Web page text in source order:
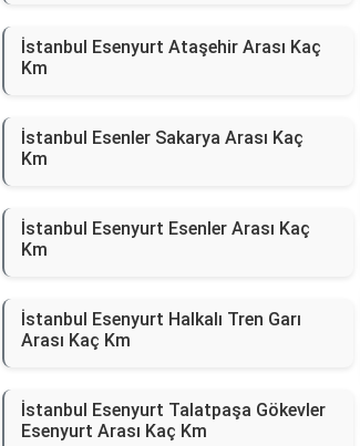
İstanbul Esenyurt Ataşehir Arası Kaç
Km
İstanbul Esenler Sakarya Arası Kaç
Km
İstanbul Esenyurt Esenler Arası Kaç
Km
İstanbul Esenyurt Halkalı Tren Garı
Arası Kaç Km
İstanbul Esenyurt Talatpaşa Gökevler
Esenyurt Arası Kaç Km